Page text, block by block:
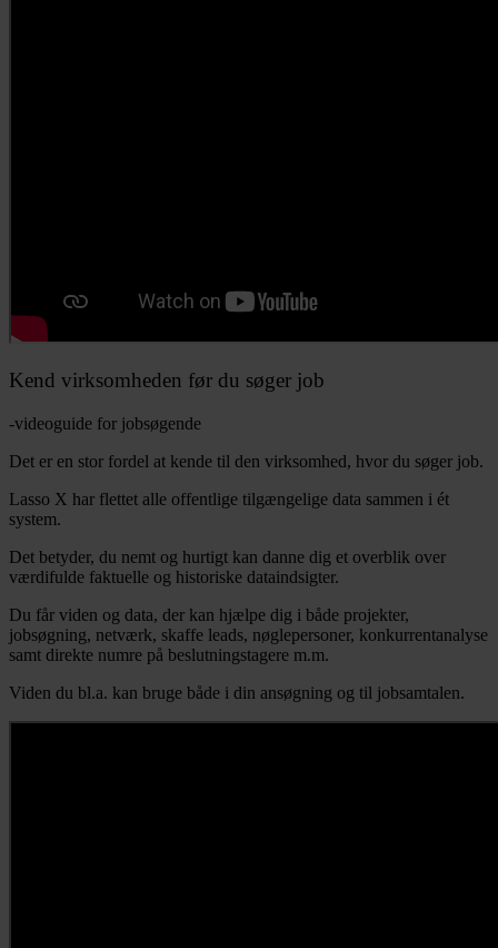
Kend virksomheden før du søger job
-videoguide for jobsøgende
Det er en stor fordel at kende til den virksomhed, hvor du søger job.
Lasso X har flettet alle offentlige tilgængelige data sammen i ét
system.
Det betyder, du nemt og hurtigt kan danne dig et overblik over
værdifulde faktuelle og historiske dataindsigter.
Du får viden og data, der kan hjælpe dig i både projekter,
jobsøgning, netværk, skaffe leads, nøglepersoner, konkurrentanalyse
samt direkte numre på beslutningstagere m.m.
Viden du bl.a. kan bruge både i din ansøgning og til jobsamtalen.